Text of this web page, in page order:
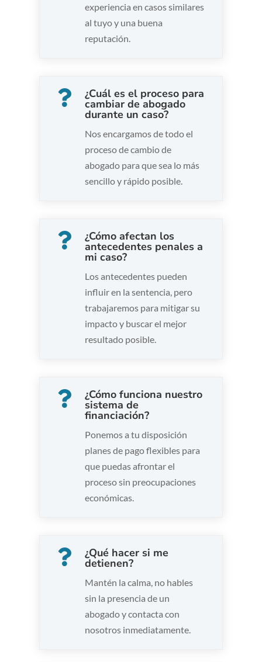
experiencia en casos similares
al tuyo y una buena
reputación.
 ¿Cuál es el proceso para
cambiar de abogado
durante un caso?
Nos encargamos de todo el
proceso de cambio de
abogado para que sea lo más
sencillo y rápido posible.
 ¿Cómo afectan los
antecedentes penales a
mi caso?
Los antecedentes pueden
influir en la sentencia, pero
trabajaremos para mitigar su
impacto y buscar el mejor
resultado posible.
 ¿Cómo funciona nuestro
sistema de
financiación?
Ponemos a tu disposición
planes de pago flexibles para
que puedas afrontar el
proceso sin preocupaciones
económicas.
 ¿Qué hacer si me
detienen?
Mantén la calma, no hables
sin la presencia de un
abogado y contacta con
nosotros inmediatamente.